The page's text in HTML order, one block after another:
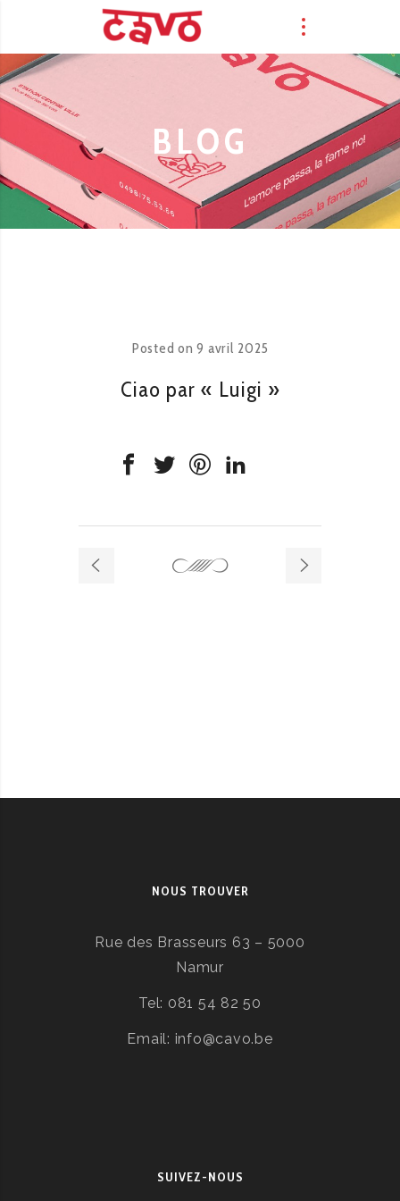
BLOG
Posted on9 avril 2025
Ciao par « Luigi »
NOUS TROUVER
Rue des Brasseurs 63 – 5000
Namur
Tel: 081 54 82 50
Email: info@cavo.be
SUIVEZ-NOUS